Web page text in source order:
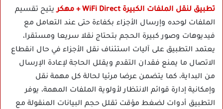
تطبيق لنقل الملفات الكبيرة WiFi Direct + مهكر
يتيح تقسيم
الملفات لوحده وإرسال الأجزاء بكفاءة حتى عند التعامل مع
فيديوهات وصور كبيرة الحجم بتحتاج نقلا سريعا ومستقرا،
يعتمد التطبيق على آليات استئناف نقل الأجزاء في حال انقطاع
الاتصال ما يمنع فقدان التقدم ويقلل الحاجة لإعادة الإرسال
من البداية، كما يتضمن عرضا مرئيا لحالة كل مهمة نقل
وإمكانية إدارة قوائم الانتظار لأولوية الملفات المهمة، يوفر
التطبيق أدوات لضغط مؤقت تقلل حجم البيانات المنقولة مع